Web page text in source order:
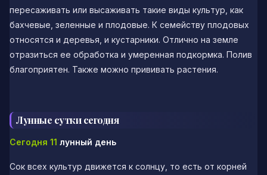
пересаживать или высаживать такие виды культур, как
бахчевые, зеленные и плодовые. К семейству плодовых
относятся и деревья, и кустарники. Отлично на земле
отразиться ее обработка и умеренная подкормка. Полив
благоприятен. Также можно прививать растения.
Лунные сутки сегодня
Сегодня 11 лунный день
Сок всех культур движется к солнцу, то есть от корней